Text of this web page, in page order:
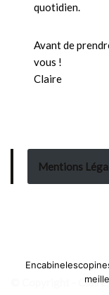
quotidien.
Avant de
vous !
Claire
Mentions
© Copyright -